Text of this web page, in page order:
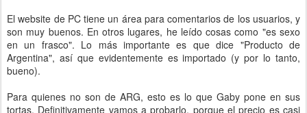
El website de PC tiene un área para comentarios de los usuarios, y
son muy buenos. En otros lugares, he leído cosas como "es sexo
en un frasco". Lo más importante es que dice "Producto de
Argentina", así que evidentemente es importado (y por lo tanto,
bueno).
Para quienes no son de ARG, esto es lo que Gaby pone en sus
tortas. Definitivamente vamos a probarlo, porque el precio es casi